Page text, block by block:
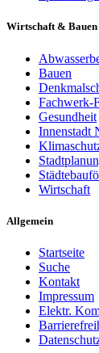
Wirtschaft & Bauen
Bauen
Fachwerk-
Gesundheit
Innenstadt
Wirtschaft
Allgemein
Startseite
Suche
Kontakt
Impressum
Elektr.